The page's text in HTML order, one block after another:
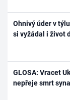
Ohnivý úder v
si vyžádal i život
GLOSA: Vracet
nepřeje smrt